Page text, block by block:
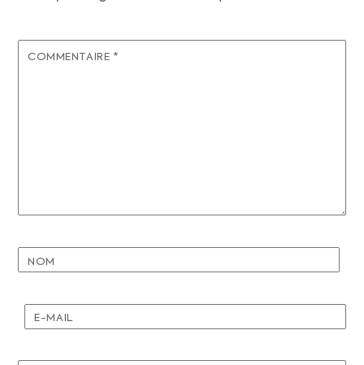
COMMENTAIRE *
NOM
E-MAIL